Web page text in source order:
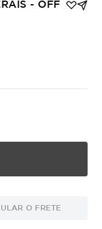
- OFF
O FRETE